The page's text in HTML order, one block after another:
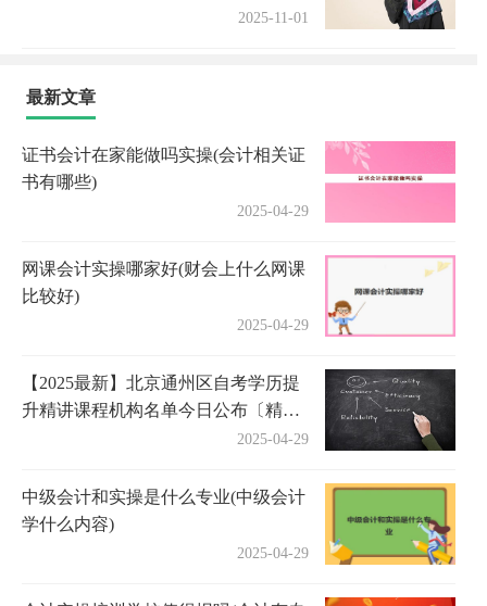
2025-11-01
最新文章
证书会计在家能做吗实操(会计相关证
书有哪些)
2025-04-29
网课会计实操哪家好(财会上什么网课
比较好)
2025-04-29
【2025最新】北京通州区自考学历提
升精讲课程机构名单今日公布〔精选
2025-04-29
中级会计和实操是什么专业(中级会计
学什么内容)
2025-04-29